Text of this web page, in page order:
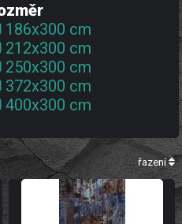
186x300 cm
212x300 cm
250x300 cm
372x300 cm
400x300 cm
řazení